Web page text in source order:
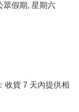
眾假期, 星期六
收貨 7 天內提供相